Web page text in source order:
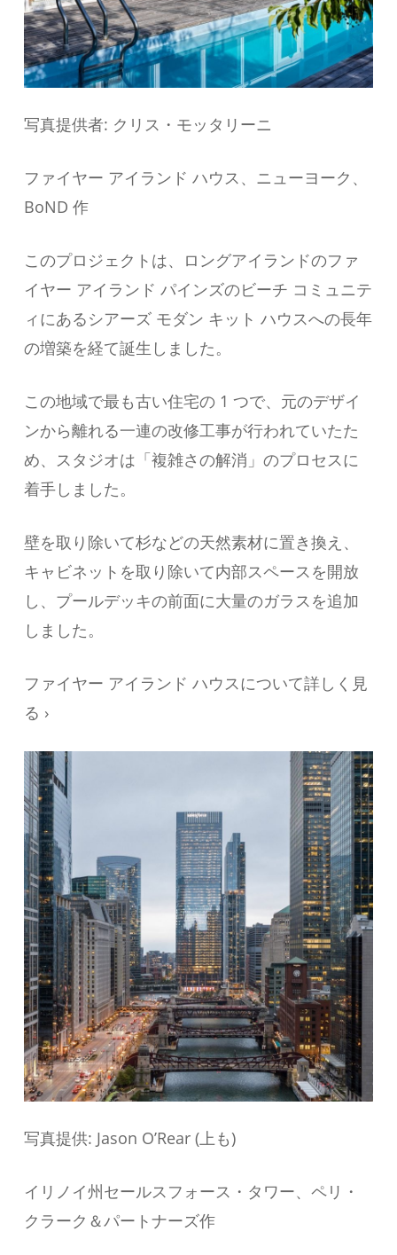
写真提供者: クリス・モッタリーニ
ファイヤー アイランド ハウス、ニューヨーク、
BoND 作
このプロジェクトは、ロングアイランドのファ
イヤー アイランド パインズのビーチ コミュニテ
ィにあるシアーズ モダン キット ハウスへの長年
の増築を経て誕生しました。
この地域で最も古い住宅の 1 つで、元のデザイ
ンから離れる一連の改修工事が行われていたた
め、スタジオは「複雑さの解消」のプロセスに
着手しました。
壁を取り除いて杉などの天然素材に置き換え、
キャビネットを取り除いて内部スペースを開放
し、プールデッキの前面に大量のガラスを追加
しました。
ファイヤー アイランド ハウスについて詳しく見
る ›
写真提供: Jason O’Rear (上も)
イリノイ州セールスフォース・タワー、ペリ・
クラーク＆パートナーズ作